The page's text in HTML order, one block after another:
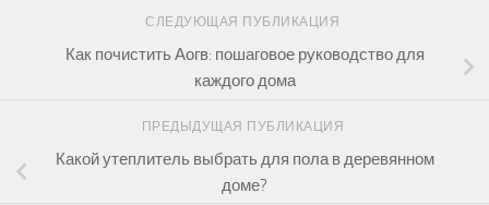
СЛЕДУЮЩАЯ ПУБЛИКАЦИЯ
Как почистить Аогв: пошаговое руководство для
каждого дома
ПРЕДЫДУЩАЯ ПУБЛИКАЦИЯ
Какой утеплитель выбрать для пола в деревянном
доме?